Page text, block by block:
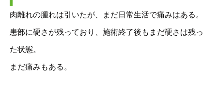
肉離れの腫れは引いたが、まだ日常生活で痛みはある。
患部に硬さが残っており、施術終了後もまだ硬さは残っ
た状態。
まだ痛みもある。